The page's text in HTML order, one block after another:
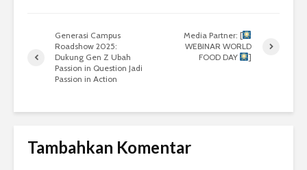
Generasi Campus
Roadshow 2025:
Dukung Gen Z Ubah
Passion in Question Jadi
Passion in Action
Media Partner: [
WEBINAR WORLD
FOOD DAY
]
Tambahkan Komentar